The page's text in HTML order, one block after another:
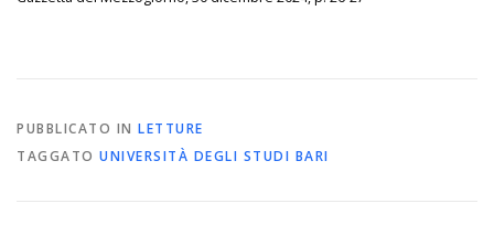
PUBBLICATO IN LETTURE
TAGGATO UNIVERSITÀ DEGLI STUDI BARI